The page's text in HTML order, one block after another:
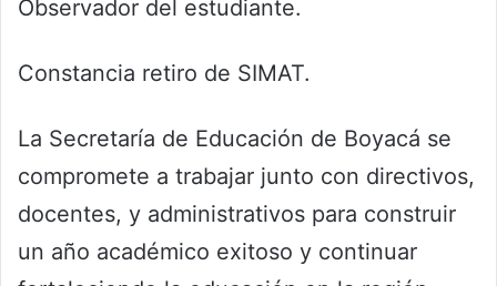
Observador del estudiante.
Constancia retiro de SIMAT.
La Secretaría de Educación de Boyacá se
compromete a trabajar junto con directivos,
docentes, y administrativos para construir
un año académico exitoso y continuar